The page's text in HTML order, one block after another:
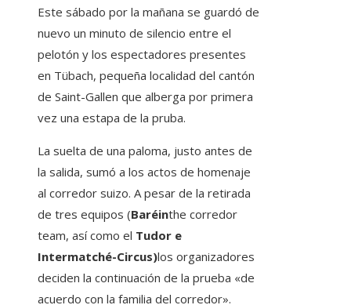
Este sábado por la mañana se guardó de
nuevo un minuto de silencio entre el
pelotón y los espectadores presentes
en Tübach, pequeña localidad del cantón
de Saint-Gallen que alberga por primera
vez una estapa de la pruba.
La suelta de una paloma, justo antes de
la salida, sumó a los actos de homenaje
al corredor suizo. A pesar de la retirada
de tres equipos (Baréinthe corredor
team, así como el Tudor e
Intermatché-Circus)los organizadores
deciden la continuación de la prueba «de
acuerdo con la familia del corredor».